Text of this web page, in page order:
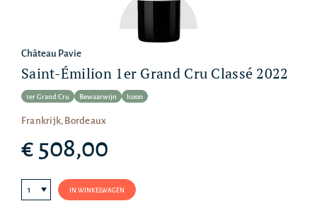
Château Pavie
Saint-Émilion 1er Grand Cru Classé 2022
1er Grand Cru Bewaarwijn Icoon
Frankrijk, Bordeaux
€ 508,00
IN WINKELWAGEN